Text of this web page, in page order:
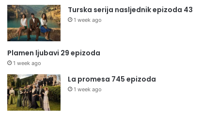
Turska serija nasljednik epizoda 43
1 week ago
Plamen ljubavi 29 epizoda
1 week ago
La promesa 745 epizoda
1 week ago